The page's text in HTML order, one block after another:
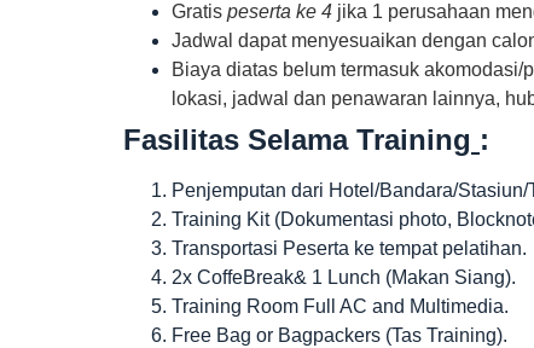
Gratis peserta ke 4 jika 1 perusahaan
Jadwal dapat menyesuaikan dengan
Biaya diatas belum termasuk
lokasi, jadwal dan penawaran lainnya,
Fasilitas Selama Training :
Penjemputan dari Hotel/Bandara/Stasiun/
Training Kit (Dokumentasi photo,
Transportasi Peserta ke tempat pelatihan.
2x CoffeBreak& 1 Lunch (Makan Siang).
Training Room Full AC and Multimedia.
Free Bag or Bagpackers (Tas Training).